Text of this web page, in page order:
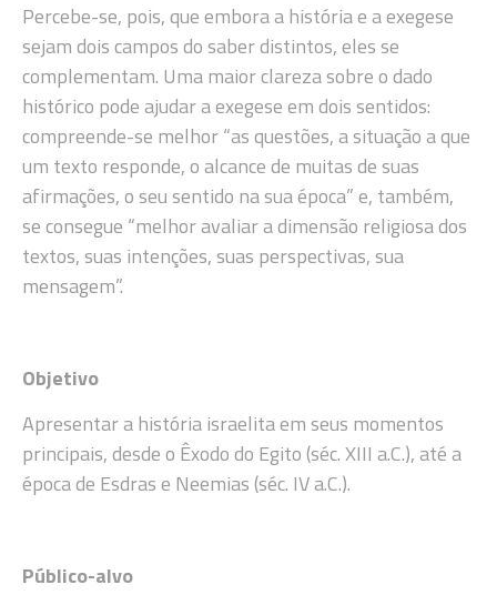
Percebe-se, pois, que embora a história e a exegese
sejam dois campos do saber distintos, eles se
complementam. Uma maior clareza sobre o dado
histórico pode ajudar a exegese em dois sentidos:
compreende-se melhor “as questões, a situação a que
um texto responde, o alcance de muitas de suas
afirmações, o seu sentido na sua época” e, também,
se consegue “melhor avaliar a dimensão religiosa dos
textos, suas intenções, suas perspectivas, sua
mensagem”.
Objetivo
Apresentar a história israelita em seus momentos
principais, desde o Êxodo do Egito (séc. XIII a.C.), até a
época de Esdras e Neemias (séc. IV a.C.).
Público-alvo